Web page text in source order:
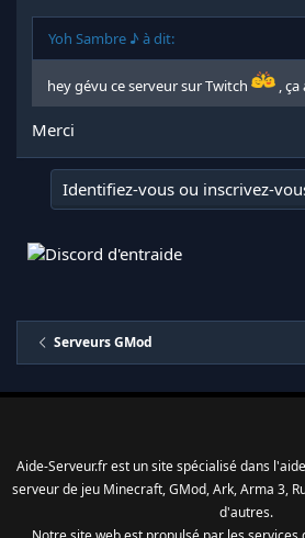
Yoh Sambre ♪ à dit:
hey gévu ce serveur sur Twitch ,
Merci
Identifiez-vous ou inscrivez-
Serveurs GMod
Aide-Serveur.fr est un site spécialisé dans
serveur de jeu Minecraft, GMod, Ark, Arma 3,
d'autres.